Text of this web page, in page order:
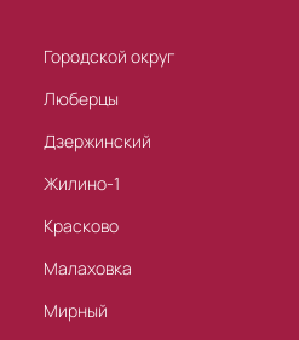
Городской округ
Люберцы
Дзержинский
Жилино-1
Красково
Малаховка
Мирный